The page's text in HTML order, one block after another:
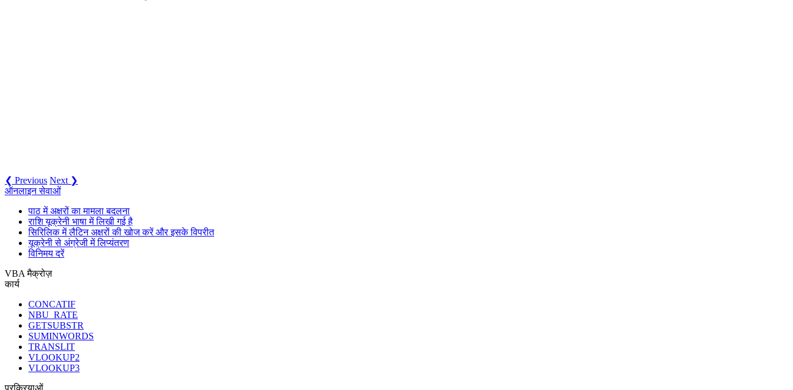
❮ Previous Next ❯
ऑनलाइन सेवाओं
पाठ में अक्षरों का मामला बदलना
राशि यूक्रेनी भाषा में लिखी गई है
सिरिलिक में लैटिन अक्षरों की खोज करें और इसके विपरीत
यूक्रेनी से अंग्रेजी में लिप्यंतरण
विनिमय दरें
VBA मैक्रोज़
कार्य
CONCATIF
NBU_RATE
GETSUBSTR
SUMINWORDS
TRANSLIT
VLOOKUP2
VLOOKUP3
प्रक्रियाओं